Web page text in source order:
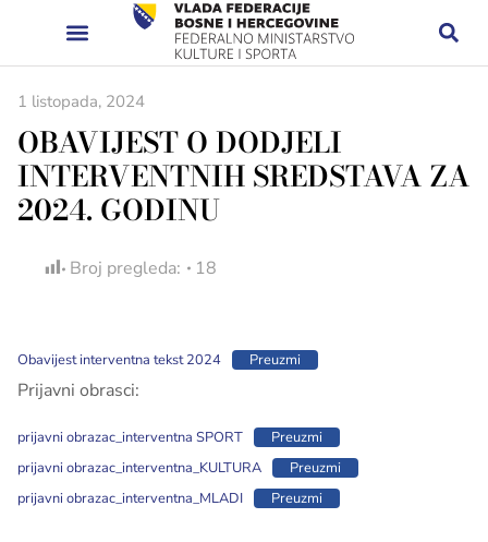
1 listopada, 2024
OBAVIJEST O DODJELI
INTERVENTNIH SREDSTAVA ZA
2024. GODINU
Broj pregleda: 18
Obavijest interventna tekst 2024 Preuzmi
Prijavni obrasci:
prijavni obrazac_interventna SPORT
Preuzmi
prijavni obrazac_interventna_KULTURA
Preuzmi
prijavni obrazac_interventna_MLADI
Preuzmi